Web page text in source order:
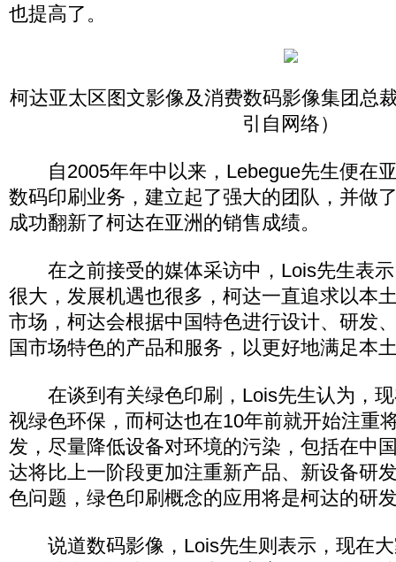
也提高了。
柯达亚太区图文影像及消费数码影像集团总
引自网络）
自2005年年中以来，Lebegue先生便在
数码印刷业务，建立起了强大的团队，并做
成功翻新了柯达在亚洲的销售成绩。
在之前接受的媒体采访中，Lois先生表示
很大，发展机遇也很多，柯达一直追求以本
市场，柯达会根据中国特色进行设计、研发
国市场特色的产品和服务，以更好地满足本
在谈到有关绿色印刷，Lois先生认为，现
视绿色环保，而柯达也在10年前就开始注重
发，尽量降低设备对环境的污染，包括在中
达将比上一阶段更加注重新产品、新设备研
色问题，绿色印刷概念的应用将是柯达的研
说道数码影像，Lois先生则表示，现在大